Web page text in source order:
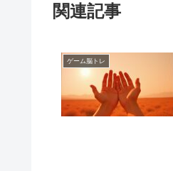
関連記事
ゲーム脳トレ